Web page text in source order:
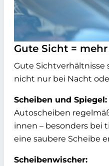
Gute Sicht =
Gute Sichtverhältnisse
nicht nur bei Nacht
Scheiben und Spiegel:
Autoscheiben
innen – besonders bei
eine saubere Scheibe
Scheibenwischer: